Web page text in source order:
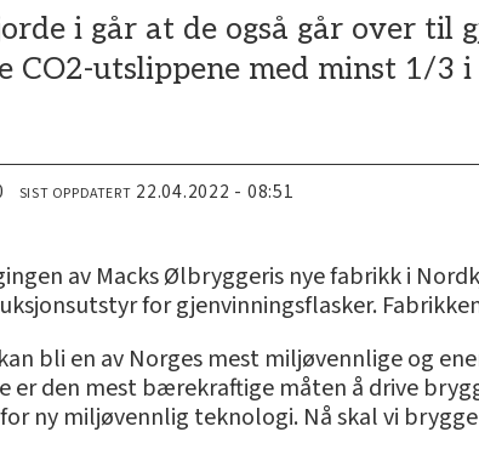
i går at de også går over til
CO2-utslippene med minst 1/3
SIST OPPDATERT 22.04.2022 - 08:51
av Macks Ølbryggeris nye fabrikk i
for gjenvinningsflasker.
bli en av Norges mest miljøvennlige og
er den mest bærekraftige måten å drive
ny miljøvennlig teknologi. Nå skal vi